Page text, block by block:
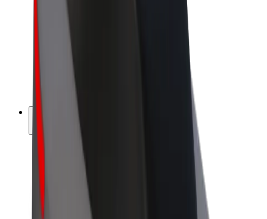
O společnosti Bolt
Udržitelnost podle Boltu
Projekt Zero